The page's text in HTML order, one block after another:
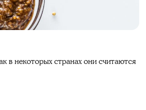
в некоторых странах они считаются